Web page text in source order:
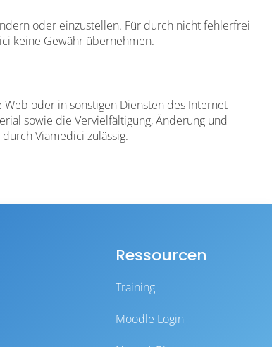
oder einzustellen. Für durch nicht fehlerfrei
keine Gewähr übernehmen.
oder in sonstigen Diensten des Internet
sowie die Vervielfältigung, Änderung und
Viamedici zulässig.
Ressourcen
Training
Moodle Login